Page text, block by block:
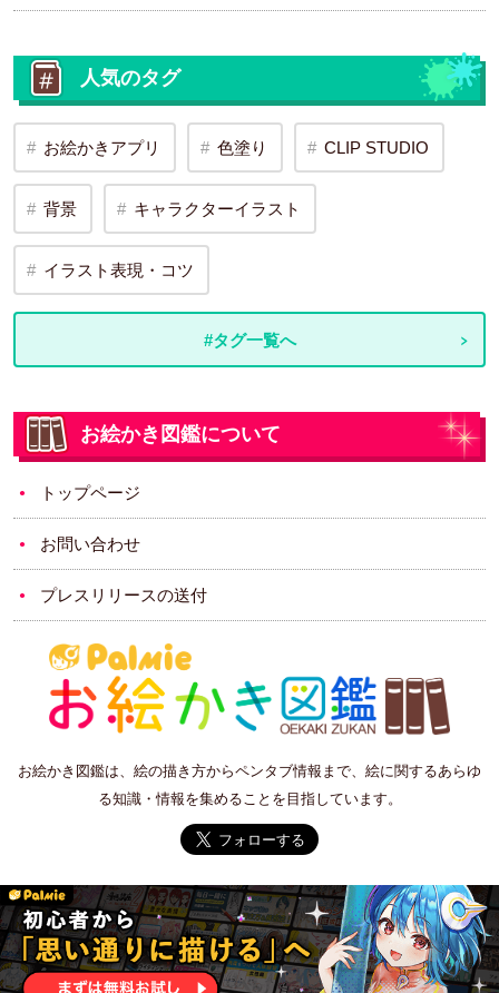
人気のタグ
お絵かきアプリ 色塗り CLIP STUDIO
背景 キャラクターイラスト
イラスト表現・コツ
#タグ一覧へ
お絵かき図鑑について
トップページ
お問い合わせ
プレスリリースの送付
お絵かき図鑑は、絵の描き方からペンタブ情報まで、絵に関するあらゆ
る知識・情報を集めることを目指しています。